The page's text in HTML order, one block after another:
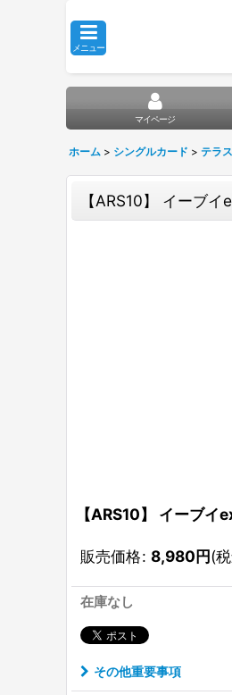
メニュー
マイページ
ホーム > シングルカード > テラ
【ARS10】 イーブ
【ARS10】 イーブ
販売価格: 8,980円(
在庫なし
その他重要事項